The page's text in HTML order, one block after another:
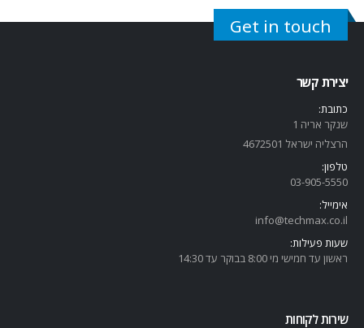
Get in touch
יצירת קשר
כתובת:
שנקר אריה 1
הרצליה ישראל 4672501
טלפון:
03-905-5550
אימייל:
info@techmax.co.il
שעות פעילות:
ראשון עד חמישי מי 8:00 בבוקר עד 14:30
שירות לקוחות